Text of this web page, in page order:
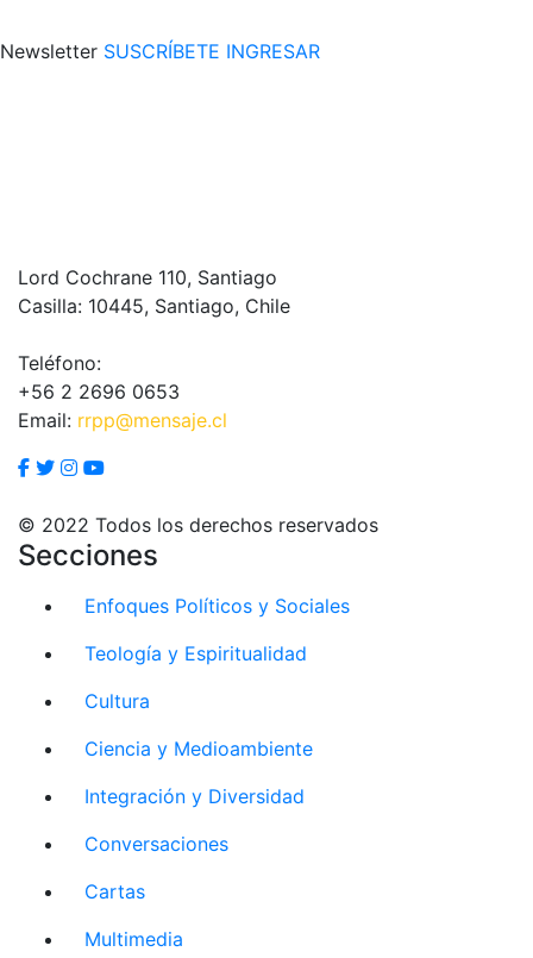
Newsletter SUSCRÍBETE INGRESAR
Lord Cochrane 110, Santiago
Casilla: 10445, Santiago, Chile
Teléfono:
+56 2 2696 0653
Email: rrpp@mensaje.cl
© 2022 Todos los derechos reservados
Secciones
Enfoques Políticos y Sociales
Teología y Espiritualidad
Cultura
Ciencia y Medioambiente
Integración y Diversidad
Conversaciones
Cartas
Multimedia